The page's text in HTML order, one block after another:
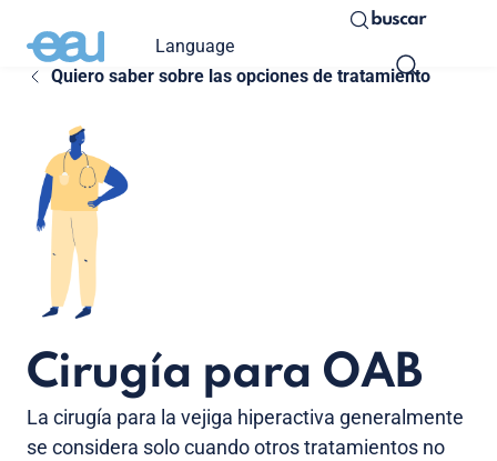
Language
buscar
Quiero saber sobre las opciones de tratamiento
Cirugía para OAB
La cirugía para la vejiga hiperactiva generalmente
se considera solo cuando otros tratamientos no